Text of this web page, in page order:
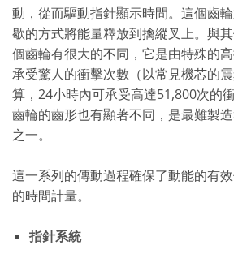
動，從而驅動指針顯示時間。這個齒
歇的方式將能量釋放到擒縱叉上。與
個齒輪有很大的不同，它是由特殊的
承受驚人的衝擊次數（以常見機芯的
算，24小時內可承受高達51,800次的
齒輪的齒形也有顯著不同，是最難製
之一。
這一系列的傳動過程確保了動能的有
的時間計量。
指針系統